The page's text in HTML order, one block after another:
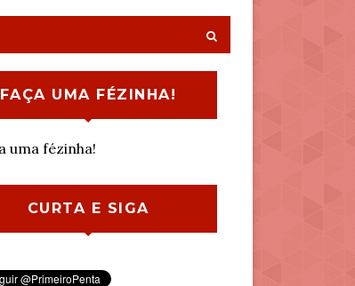
FAÇA UMA FÉZINHA!
CURTA E SIGA